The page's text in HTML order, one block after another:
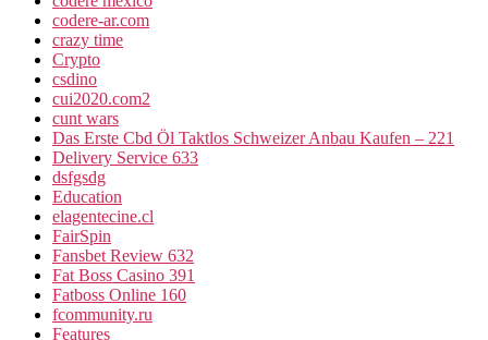
codere-ar.com
crazy time
Crypto
csdino
cui2020.com2
cunt wars
Das Erste Cbd Öl Taktlos Schweizer Anbau Kaufen – 221
Delivery Service 633
dsfgsdg
Education
elagentecine.cl
FairSpin
Fansbet Review 632
Fat Boss Casino 391
Fatboss Online 160
fcommunity.ru
Features